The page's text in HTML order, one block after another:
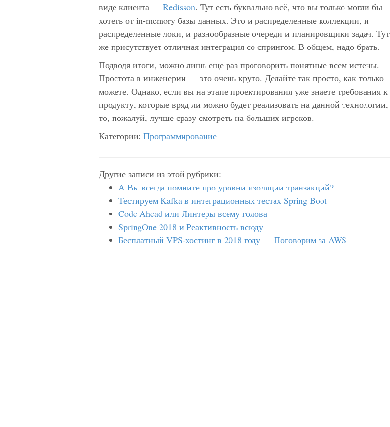
виде клиента — Redisson. Тут есть буквально всё, что вы только могли бы
хотеть от in-memory базы данных. Это и распределенные коллекции, и
распределенные локи, и разнообразные очереди и планировщики задач. Тут
же присутствует отличная интеграция со спрингом. В общем, надо брать.
Подводя итоги, можно лишь еще раз проговорить понятные всем истены.
Простота в инженерии — это очень круто. Делайте так просто, как только
можете. Однако, если вы на этапе проектирования уже знаете требования к
продукту, которые вряд ли можно будет реализовать на данной технологии,
то, пожалуй, лучше сразу смотреть на больших игроков.
Категории: Программирование
Другие записи из этой рубрики:
А Вы всегда помните про уровни изоляции транзакций?
Тестируем Kafka в интеграционных тестах Spring Boot
Code Ahead или Линтеры всему голова
SpringOne 2018 и Реактивность всюду
Бесплатный VPS-хостинг в 2018 году — Поговорим за AWS